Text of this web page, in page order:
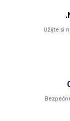
Užijte si